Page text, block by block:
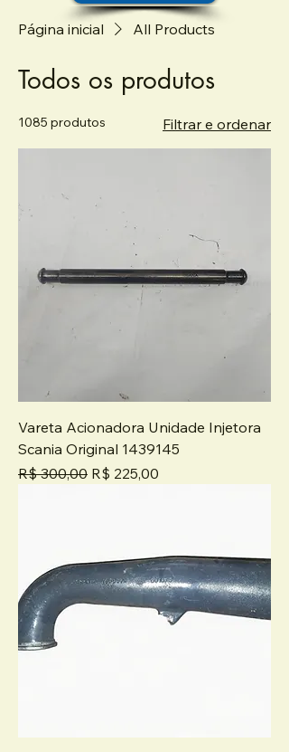
Página inicial All Products
Todos os produtos
1085 produtos Filtrar e ordenar
Vareta Acionadora Unidade Injetora
Scania Original 1439145
Preço normal
R$ 300,00 Preço promocional
R$ 225,00